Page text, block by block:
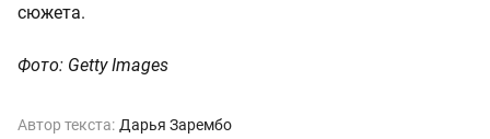
сюжета.
Фото: Getty Images
Автор текста: Дарья Зарембо